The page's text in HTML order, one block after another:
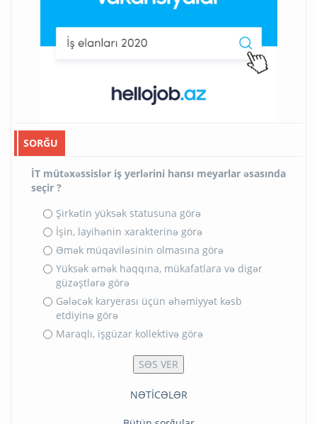
SORĞU
İT mütəxəssislər iş yerlərini hansı meyarlar əsasında
seçir ?
Şirkətin yüksək statusuna görə
İşin, layihənin xarakterinə görə
Əmək müqaviləsinin olmasına görə
Yüksək əmək haqqına, mükafatlara və digər
güzəştlərə görə
Gələcək karyerası üçün əhəmiyyət kəsb
etdiyinə görə
Maraqlı, işgüzar kollektivə görə
NƏTİCƏLƏR